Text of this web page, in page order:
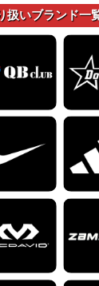
扱いブランド一